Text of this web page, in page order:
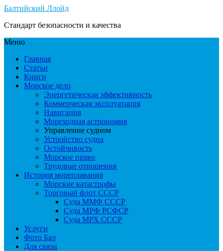
Балтийский Ллойд
Стандарт безопасности и качества
Меню
Главная
Статьи
Книги
Морское дело
Энергетическая эффективность
Коммерческая эксплуатация
Навигация
Мореходная астрономия
Управление судном
Устройство судна
Остойчивость
Морское право
Трудовые отношения
История мореплавания
Морские катастрофы
Торговый флот СССР
Суда ММФ СССР
Суда МРФ РСФСР
Суда МРХ СССР
Услуги
Фото Бал
Для связи